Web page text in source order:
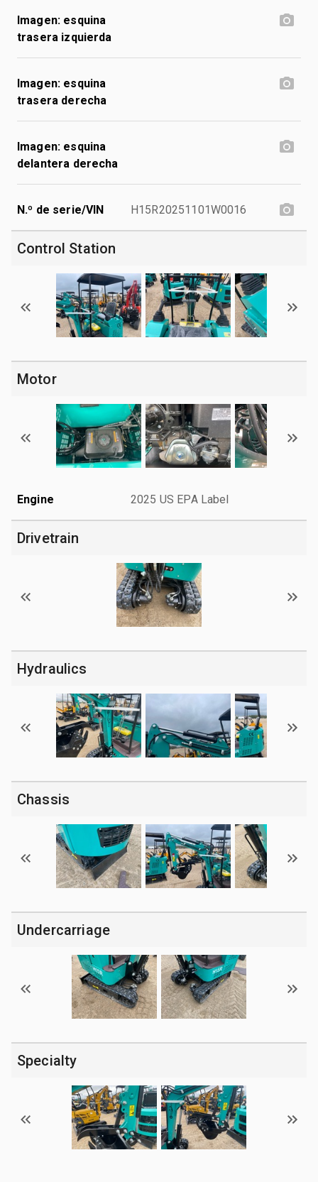
Imagen: esquina
trasera izquierda
Imagen: esquina
trasera derecha
Imagen: esquina
delantera derecha
N.º de serie/VIN H15R20251101W0016
Control Station
Motor
Engine 2025 US EPA Label
Drivetrain
Hydraulics
Chassis
Undercarriage
Specialty